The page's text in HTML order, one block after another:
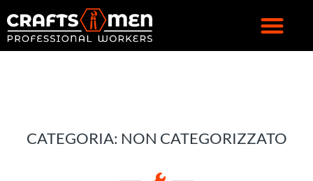
CATEGORIA: NON CATEGORIZZATO